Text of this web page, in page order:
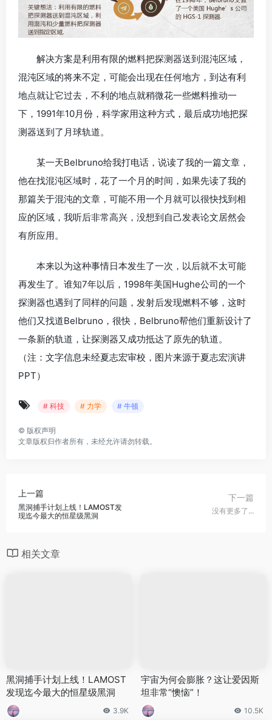
解决方案是利用有限的燃料把探测器送到混沌区域，
混沌区域的将来不定，可能会出现在任何地方，到达有利
地点就让它过去，不利的地点就稍微花一些燃料推动一
下，1991年10月份，科学家用这种方式，最后成功地把探
测器送到了月球轨道。
某一天Belbruno给我打电话，说读了我的一篇文章，
他在找混沌区域时，花了一个月的时间，如果先读了我的
那篇关于混沌的文章，可能不用一个月就可以很快找到相
应的区域，我听后非常高兴，没想到自己发表论文居然会
有所应用。
本来以为这种事情日本发生了一次，以后就不太可能
再发生了。谁知7年以后，1998年美国Hughe公司的一个
探测器也遇到了同样的问题，发射后发现燃料不够，这时
他们又找道Belbruno，很快，Belbruno帮他们重新设计了
一条新的轨道，让探测器又成功抵达了原先的轨道。
（注：文字信息未经夏志宏审校，图片来源于夏志宏演讲
PPT）
# 科技 # 力学 # 牛顿
© 版权声明
文章版权归作者所有，未经允许请勿转载。
上一篇
黑洞捕手计划上线！LAMOST发
现迄今最大的恒星级黑洞
下一篇
没有更多了...
相关文章
黑洞捕手计划上线！LAMOST
发现迄今最大的恒星级黑洞
3.9K
宇宙为何会膨胀？这让爱因斯
坦非常“懊恼”！
10.5K